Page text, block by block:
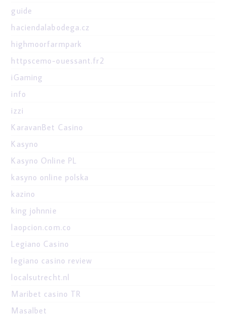
guide
haciendalabodega.cz
highmoorfarmpark
httpscemo-ouessant.fr2
iGaming
info
izzi
KaravanBet Casino
Kasyno
Kasyno Online PL
kasyno online polska
kazino
king johnnie
laopcion.com.co
Legiano Casino
legiano casino review
localsutrecht.nl
Maribet casino TR
Masalbet